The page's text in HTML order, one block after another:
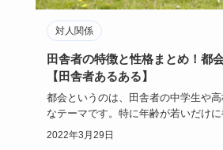
対人関係
田舎者の特徴と性格まとめ！都
【田舎者あるある】
都会というのは、田舎者の中学生や
なテーマです。特に年齢が若いだけ
いつかは都会で…
2022年3月29日